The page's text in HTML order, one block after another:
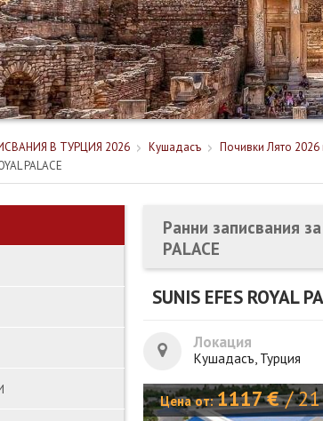
В ТУРЦИЯ 2026 Кушадасъ
Почивки Лято
PALACE
Ранни записвания
PALACE
SUNIS EFES ROYAL
Локация
Кушадасъ, Турция
Цена от:1117€ /